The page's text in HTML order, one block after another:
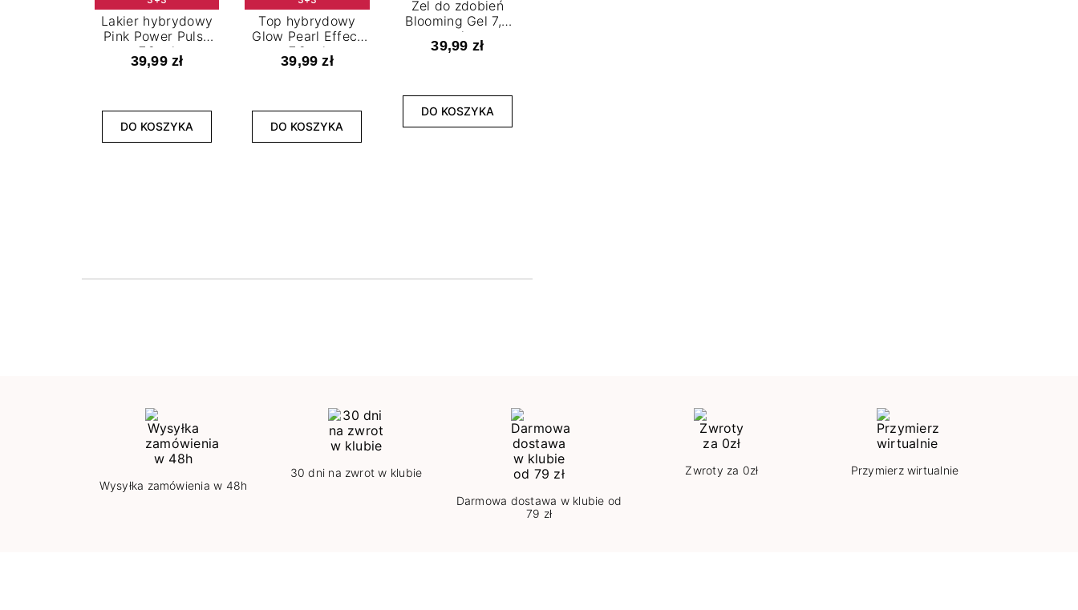
Lakier hybrydowy
Pink Power Pulse
7,2 ml
39,99 zł
DO KOSZYKA
Top hybrydowy
Glow Pearl Effect
7,2 ml
39,99 zł
DO KOSZYKA
Żel do zdobień
Blooming Gel 7,2
ml
39,99 zł
DO KOSZYKA
Wysyłka zamówienia w 48h
30 dni na zwrot w klubie
Darmowa dostawa w klubie od
79 zł
Zwroty za 0zł Przymierz wirtualnie